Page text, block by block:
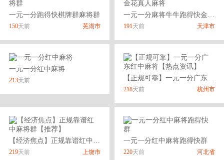
一元一分跑得快棋牌群麻将群
150天前 芜湖市
一元一分麻将牛牛跑得快金花真人麻将
191天前 天津市
一元一分红中麻将
213天前 【正规可靠】一元一分广东红中麻将【热点资讯】
218天前 杭州市
【经济焦点】正规靠谱红中麻将群【推荐】
219天前 上饶市
一元一分红中麻将跑得快群
220天前 河北省